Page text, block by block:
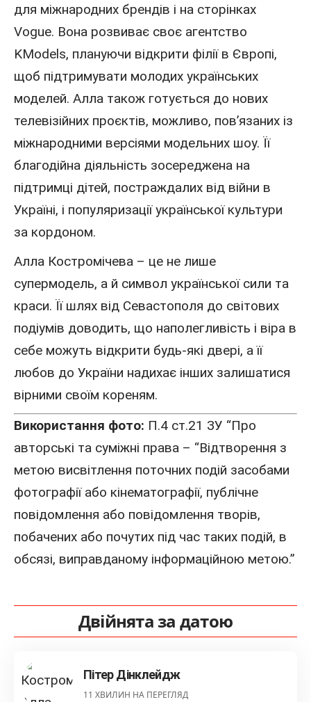
для міжнародних брендів і на сторінках
Vogue. Вона розвиває своє агентство
KModels, плануючи відкрити філії в Європі,
щоб підтримувати молодих українських
моделей. Алла також готується до нових
телевізійних проєктів, можливо, пов’язаних із
міжнародними версіями модельних шоу. Її
благодійна діяльність зосереджена на
підтримці дітей, постраждалих від війни в
Україні, і популяризації української культури
за кордоном.
Алла Костромічева – це не лише
супермодель, а й символ української сили та
краси. Її шлях від Севастополя до світових
подіумів доводить, що наполегливість і віра в
себе можуть відкрити будь-які двері, а її
любов до України надихає інших залишатися
вірними своїм кореням.
Використання фото: П.4 ст.21 ЗУ “Про
авторські та суміжні права – “Відтворення з
метою висвітлення поточних подій засобами
фотографії або кінематографії, публічне
повідомлення або повідомлення творів,
побачених або почутих під час таких подій, в
обсязі, виправданому інформаційною метою.”
Двійнята за датою
Пітер Дінклейдж
11 ХВИЛИН НА ПЕРЕГЛЯД